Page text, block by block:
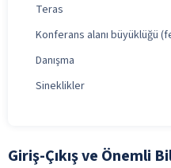
Teras
Konferans alanı büyüklüğü
Danışma
Sineklikler
Giriş-Çıkış ve Önemli